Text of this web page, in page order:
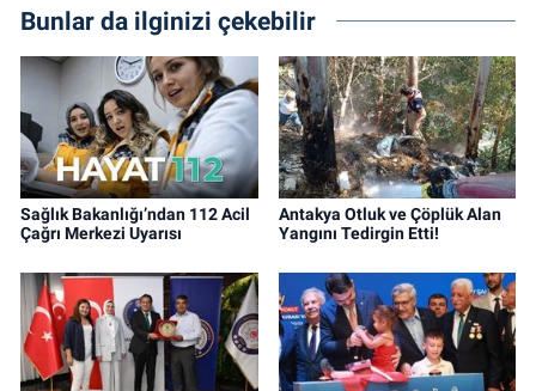
Bunlar da ilginizi çekebilir
Sağlık Bakanlığı’ndan 112 Acil
Çağrı Merkezi Uyarısı
Antakya Otluk ve Çöplük Alan
Yangını Tedirgin Etti!